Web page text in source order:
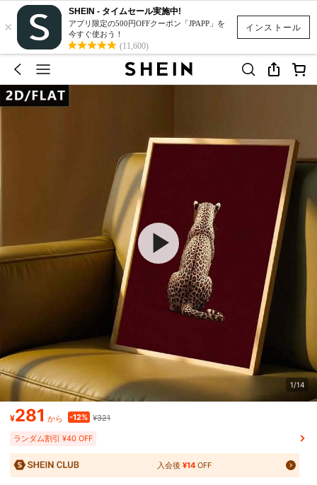
インストール
×
SHEIN - タイムセール実施中!
アプリ限定の500円OFFクーポン「JPAPP」を
今すぐ使おう！
(11,600)
1/14
¥281 から -12% ¥321
ランダム割引 ¥40 OFF
入会後¥14 OFF